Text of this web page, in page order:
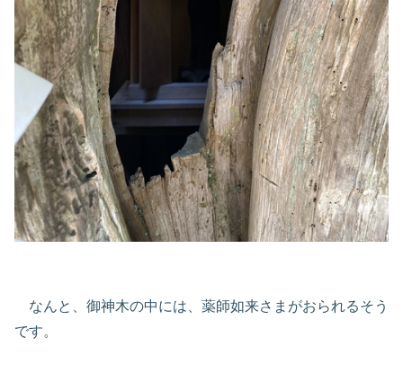
なんと、御神木の中には、薬師如来さまがおられるそう
です。